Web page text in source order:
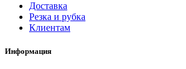
Доставка
Резка и рубка
Клиентам
Информация